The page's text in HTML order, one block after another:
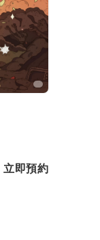
立即預約